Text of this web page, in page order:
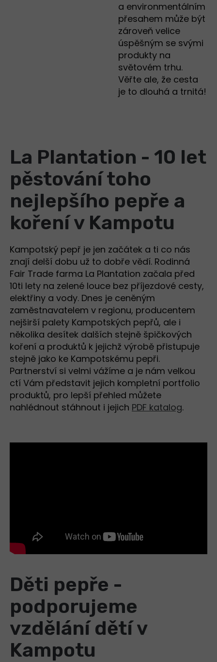
a environmentálním
přesahem může být
zároveň velice
úspěšným se svými
produkty na
světovém trhu.
Věřte ale, že cesta
je to dlouhá a trnitá!
La Plantation - 10 let
pěstování toho
nejlepšího pepře a
koření v Kampotu
Kampotský pepř je jen začátek a ti co nás
znají delší dobu už to dobře vědí. Rodinná
Fair Trade farma La Plantation začala před
10ti lety na zelené louce bez příjezdové cesty,
elektřiny a vody. Dnes je ceněným
zaměstnavatelem v regionu, producentem
nejširší palety Kampotských pepřů, ale i
několika desítek dalších stejně špičkových
koření a produktů k jejichž výrobě přistupuje
stejně jako ke Kampotskému pepři.
Partnerství si velmi vážíme a je nám velkou
ctí Vám představit jejich kompletní portfolio
produktů, pro lepší přehled můžete
nahlédnout stáhnout i jejich PDF katalog.
Děti pepře -
podporujeme
vzdělání dětí v
Kampotu